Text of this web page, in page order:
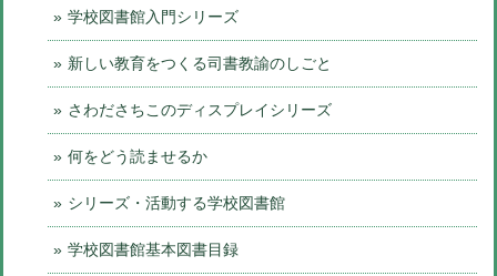
学校図書館入門シリーズ
新しい教育をつくる司書教諭のしごと
さわださちこのディスプレイシリーズ
何をどう読ませるか
シリーズ・活動する学校図書館
学校図書館基本図書目録